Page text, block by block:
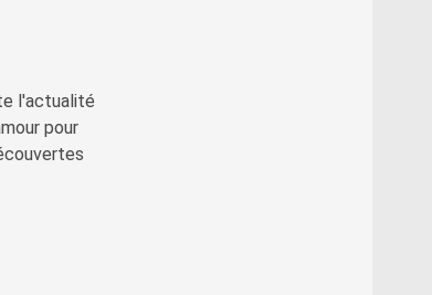
l'actualité
pour